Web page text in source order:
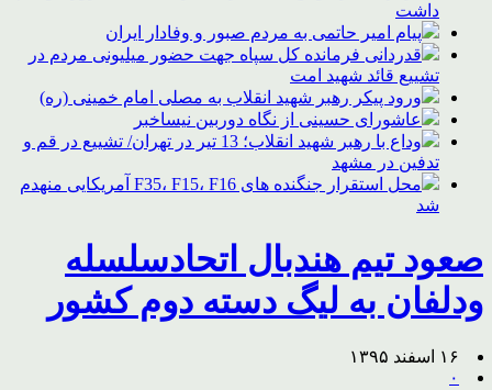
داشت
پیام امیر حاتمی به مردم صبور و وفادار ایران
قدردانی فرمانده کل سپاه جهت حضور میلیونی مردم در
تشییع قائد شهید امت
ورود پیکر رهبر شهید انقلاب به مصلی امام خمینی (ره)
عاشورای حسینی از نگاه دوربین نیساخبر
وداع با رهبر شهید انقلاب؛ 13 تیر در تهران/ تشییع در قم و
تدفین در مشهد
محل استقرار جنگنده های F35، F15، F16 آمریکایی منهدم
شد
صعود تیم هندبال اتحادسلسله
ودلفان به لیگ دسته دوم کشور
۱۶ اسفند ۱۳۹۵
۰